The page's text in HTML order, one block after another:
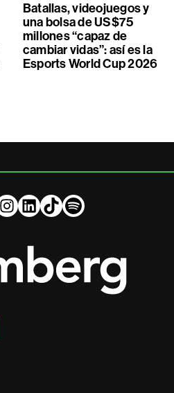
Batallas, videojuegos y
una bolsa de US$75
millones “capaz de
cambiar vidas”: así es la
Esports World Cup 2026